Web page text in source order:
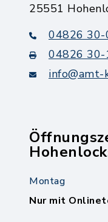
25551
04826 30-
04826 30-
info@amt-
Montag
Nur mit